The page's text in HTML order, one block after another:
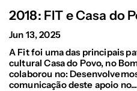
2018: FIT e Casa do
Jun 13, 2025
A Fit foi uma das principais
cultural Casa do Povo, no
colaborou no:
comunicação deste apoio no...